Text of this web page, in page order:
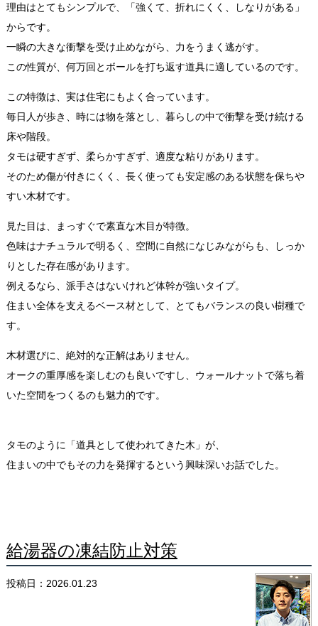
理由はとてもシンプルで、「強くて、折れにくく、しなりがある」
からです。
一瞬の大きな衝撃を受け止めながら、力をうまく逃がす。
この性質が、何万回とボールを打ち返す道具に適しているのです。
この特徴は、実は住宅にもよく合っています。
毎日人が歩き、時には物を落とし、暮らしの中で衝撃を受け続ける
床や階段。
タモは硬すぎず、柔らかすぎず、適度な粘りがあります。
そのため傷が付きにくく、長く使っても安定感のある状態を保ちや
すい木材です。
見た目は、まっすぐで素直な木目が特徴。
色味はナチュラルで明るく、空間に自然になじみながらも、しっか
りとした存在感があります。
例えるなら、派手さはないけれど体幹が強いタイプ。
住まい全体を支えるベース材として、とてもバランスの良い樹種で
す。
木材選びに、絶対的な正解はありません。
オークの重厚感を楽しむのも良いですし、ウォールナットで落ち着
いた空間をつくるのも魅力的です。
タモのように「道具として使われてきた木」が、
住まいの中でもその力を発揮するという興味深いお話でした。
給湯器の凍結防止対策
投稿日：2026.01.23